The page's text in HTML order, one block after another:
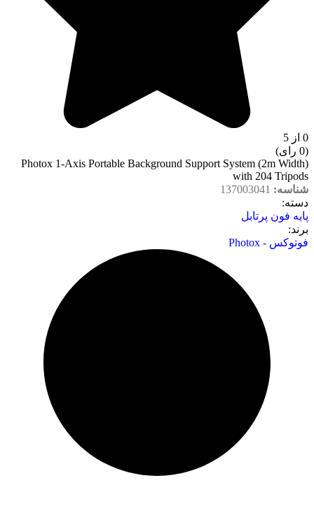
0 از 5
(0 رای)
Photox 1-Axis Portable Background Support System (2m Width)
with 204 Tripods
شناسه: 137003041
دسته‌:
پایه فون پرتابل
برند:
فوتوکس - Photox